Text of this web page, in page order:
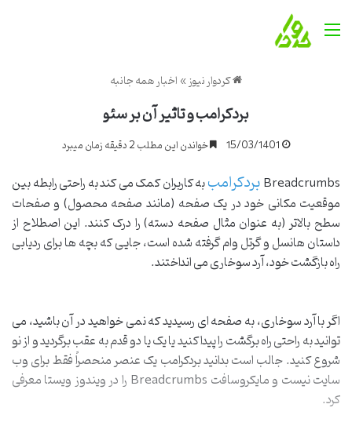
منو
کردوار نیوز»اخبار همه جانبه
بردکرامب و تاثیر آن بر سئو
15/03/1401 خواندن این مطلب 2 دقیقه زمان میبرد
Breadcrumbsبردکرامببه کاربران کمک می کند به راحتی رابطه بین
موقعیت مکانی خود در یک صفحه (مانند صفحه محصول) و صفحات
سطح بالاتر (به عنوان مثال صفحه دسته) را درک کنند. این اصطلاح از
داستان هانسل و گرتل وام گرفته شده است، جایی که بچه ها برای ردیابی
راه بازگشت خود، آرد سوخاری می انداختند.
اگر با آرد سوخاری، به صفحه ای رسیدید که نمی خواهید در آن باشید، می
توانید به راحتی راه برگشت را پیدا کنید یا یک یا دو قدم به عقب برگردید و از نو
شروع کنید. جالب است بدانید بردکرامب یک عنصر منحصراً فقط برای وب
سایت نیست و مایکروسافت Breadcrumbs را در ویندوز ویستا معرفی
کرد.